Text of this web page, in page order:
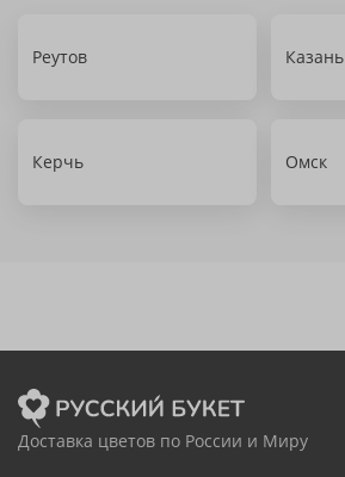
Реутов Казань
Керчь Омск
Доставка цветов по России и Миру